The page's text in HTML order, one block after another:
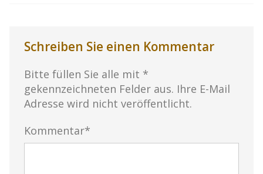
Schreiben Sie einen Kommentar
Bitte füllen Sie alle mit *
gekennzeichneten Felder aus. Ihre E-Mail
Adresse wird nicht veröffentlicht.
Kommentar*